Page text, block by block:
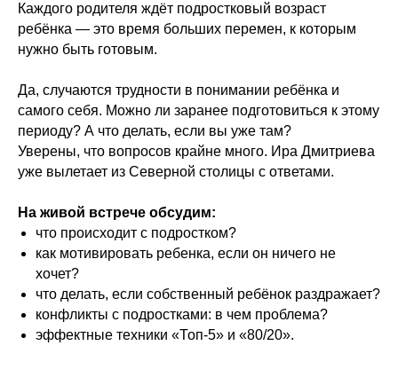
Каждого родителя ждёт подростковый возраст
ребёнка — это время больших перемен, к которым
нужно быть готовым.
Да, случаются трудности в понимании ребёнка и
самого себя. Можно ли заранее подготовиться к этому
периоду? А что делать, если вы уже там?
Уверены, что вопросов крайне много. Ира Дмитриева
уже вылетает из Северной столицы с ответами.
На живой встрече обсудим:
что происходит с подростком?
как мотивировать ребенка, если он ничего не
хочет?
что делать, если собственный ребёнок раздражает?
конфликты с подростками: в чем проблема?
эффектные техники «Топ-5» и «80/20».